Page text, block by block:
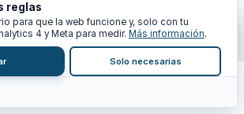
en una nave industrial:
y cómo optimizarla
por m² y actividad (almacén 15-30
80), cálculo con coeficiente de
o 6.1TD, excesos…
reglas
para que la web funcione y, solo con tu
4 y Meta para medir. Más información.
Solo necesarias